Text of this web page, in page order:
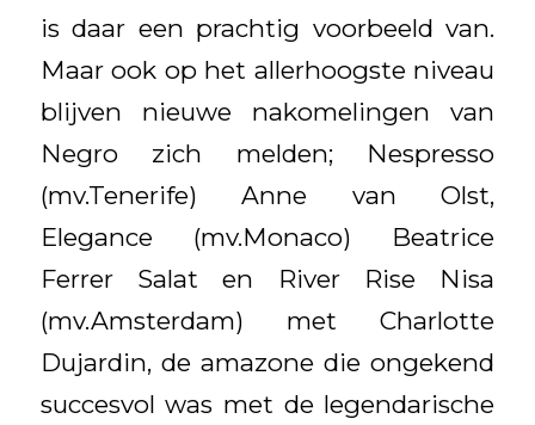
is daar een prachtig voorbeeld van.
Maar ook op het allerhoogste niveau
blijven nieuwe nakomelingen van
Negro zich melden; Nespresso
(mv.Tenerife) Anne van Olst,
Elegance (mv.Monaco) Beatrice
Ferrer Salat en River Rise Nisa
(mv.Amsterdam) met Charlotte
Dujardin, de amazone die ongekend
succesvol was met de legendarische